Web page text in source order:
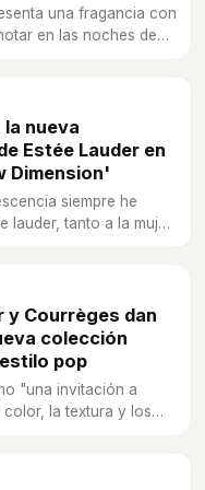
una fragancia con
en las noches de
la nueva
Estée Lauder en
Dimension'
siempre he
lauder, tanto a la mujer
y Courrèges dan
colección
pop
"una invitación a
la textura y los